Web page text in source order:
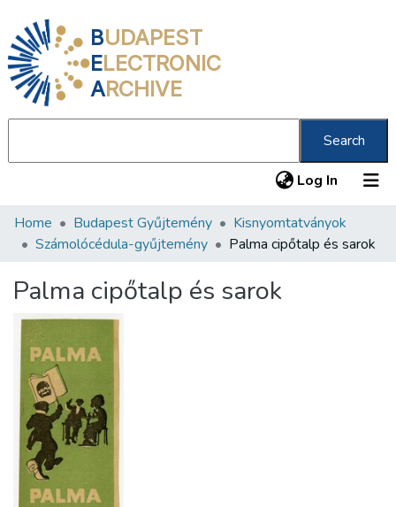
BUDAPEST
ELECTRONIC
ARCHIVE
Search
Log In (current)
Communities & Collections
Statistics
About us
Home Budapest Gyűjtemény
Kisnyomtatványok
Számolócédula-gyűjtemény
Palma cipőtalp és sarok
Palma cipőtalp és sarok